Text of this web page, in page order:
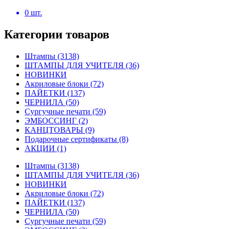
0 шт.
Категории товаров
Штампы (3138)
ШТАМПЫ ДЛЯ УЧИТЕЛЯ (36)
НОВИНКИ
Акриловые блоки (72)
ПАЙЕТКИ (137)
ЧЕРНИЛА (50)
Сургучные печати (59)
ЭМБОССИНГ (2)
КАНЦТОВАРЫ (9)
Подарочные сертификаты (8)
АКЦИИ (1)
Штампы (3138)
ШТАМПЫ ДЛЯ УЧИТЕЛЯ (36)
НОВИНКИ
Акриловые блоки (72)
ПАЙЕТКИ (137)
ЧЕРНИЛА (50)
Сургучные печати (59)